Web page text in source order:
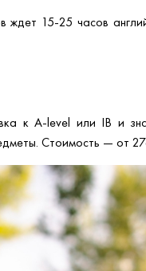
ждет 15-25 часов
к A-level или IB и
Стоимость — от